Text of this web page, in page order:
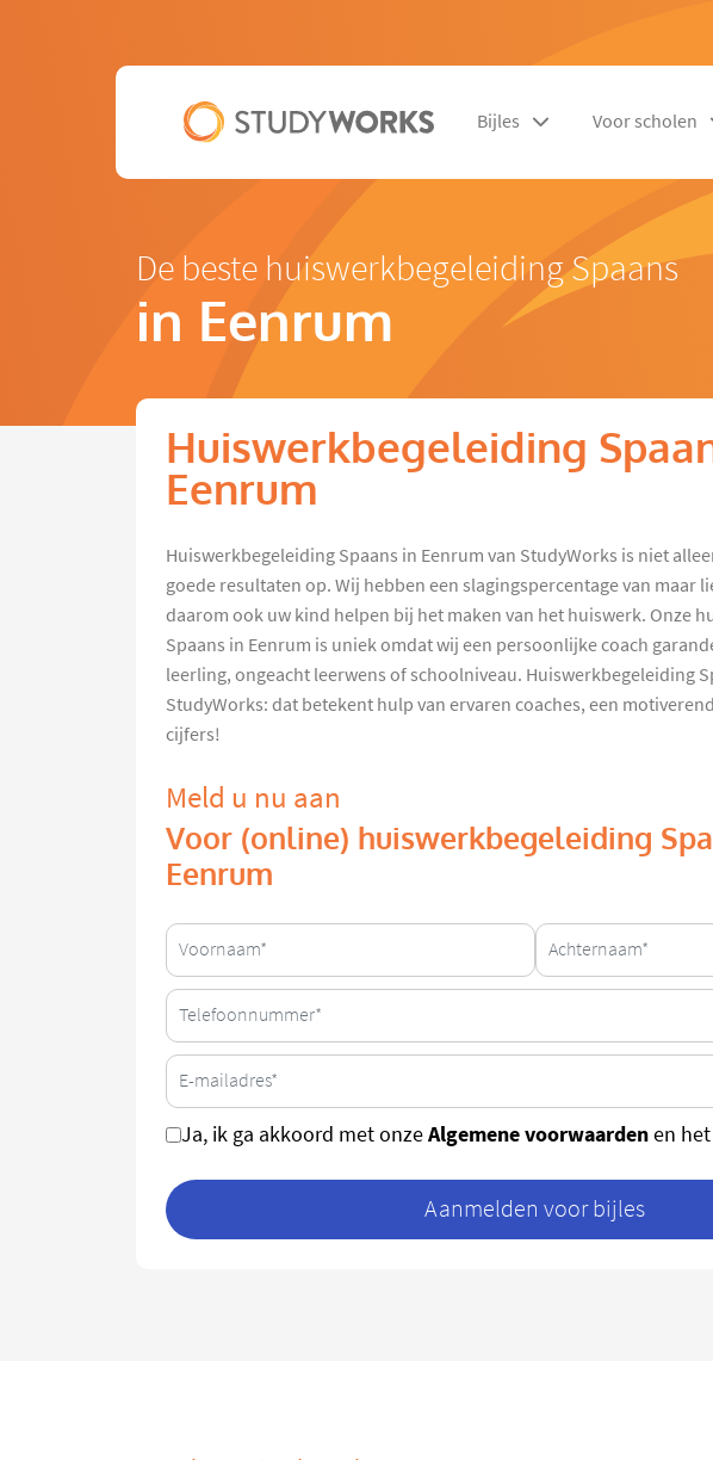
Bijles Voor scholen
De beste huiswerkbegeleiding Spaans
in Eenrum
Huiswerkbegeleiding
Eenrum
Huiswerkbegeleiding Spaans in Eenrum van StudyWorks is niet
goede resultaten op. Wij hebben een slagingspercentage van maar
daarom ook uw kind helpen bij het maken van het huiswerk. Onze
Spaans in Eenrum is uniek omdat wij een persoonlijke coach
leerling, ongeacht leerwens of schoolniveau. Huiswerkbegeleiding
StudyWorks: dat betekent hulp van ervaren coaches, een
cijfers!
Meld u nu aan
Voor (online) huiswerkbegeleiding
Eenrum
Ja, ik ga akkoord met onzeAlgemene voorwaardenen het
Aanmelden voor bijles